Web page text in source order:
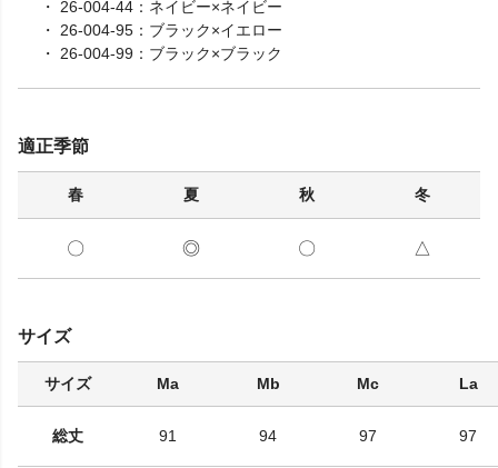
26-004-44：ネイビー×ネイビー
26-004-95：ブラック×イエロー
26-004-99：ブラック×ブラック
適正季節
春 夏 秋 冬
〇 ◎ 〇 △
サイズ
サイズ Ma Mb Mc La
総丈 91 94 97 97